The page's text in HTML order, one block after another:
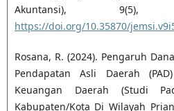
Akuntansi),
https://doi.org/10.35870/
Rosana, R. (2024). Pengaruh
Pendapatan Asli Daerah
Keuangan Daerah (Studi
Kabupaten/Kota Di Wilayah